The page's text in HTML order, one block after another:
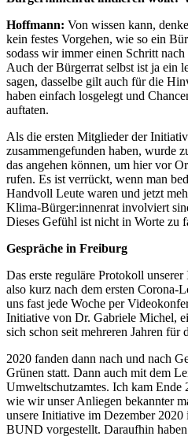
Hoffmann: Von wissen kann,
kein festes Vorgehen, wie so ein
sodass wir immer einen Schritt
Auch der Bürgerrat selbst ist ja ein
sagen, dasselbe gilt auch für die
haben einfach losgelegt und
auftaten.
Als die ersten Mitglieder der
zusammengefunden haben, wurde
das angehen können, um hier vor
rufen. Es ist verrückt, wenn man
Handvoll Leute waren und jetzt
Klima-Bürger:innenrat involviert
Dieses Gefühl ist nicht in Worte zu
Gespräche in Freiburg
Das erste reguläre Protokoll
also kurz nach dem ersten
uns fast jede Woche per
Initiative von Dr. Gabriele Michel,
sich schon seit mehreren Jahren für
2020 fanden dann nach und nach
Grünen statt. Dann auch mit dem
Umweltschutzamtes. Ich kam Ende
wie wir unser Anliegen bekannter
unsere Initiative im Dezember 2020
BUND vorgestellt. Daraufhin